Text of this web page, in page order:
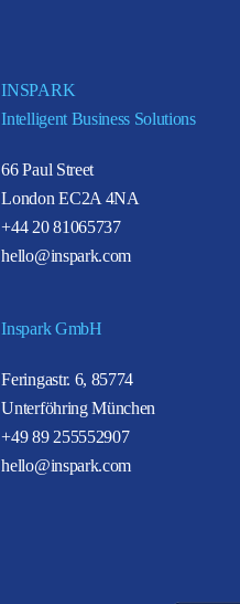
INSPARK
Intelligent Business Solutions
66 Paul Street
London EC2A 4NA
+44 20 81065737
hello@inspark.com
Inspark GmbH
Feringastr. 6, 85774
Unterföhring München
+49 89 255552907
hello@inspark.com